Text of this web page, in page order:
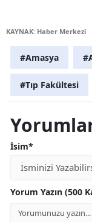
KAYNAK: Haber Merkezi
#Amasya
#Tıp Fakültesi
İsim*
Yorum Yazın (500